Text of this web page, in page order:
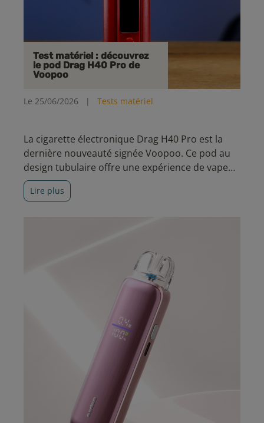
Test matériel : découvrez
le pod Drag H40 Pro de
Voopoo
Le 25/06/2026 | Tests matériel
La cigarette électronique Drag H40 Pro est la
dernière nouveauté signée Voopoo. Ce pod au
design tubulaire offre une expérience de vape
polyvalente, associant technologies de pointe et
fonctionnalités avancées.
Lire plus